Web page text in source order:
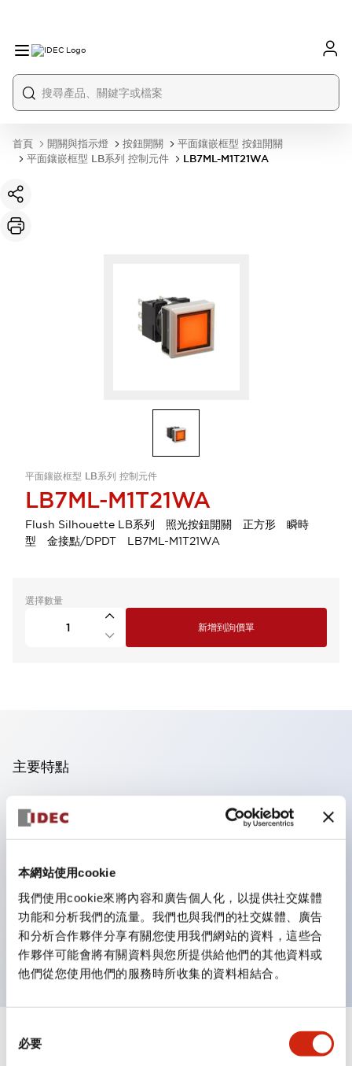
本網站使用cookie
我們使用cookie來將內容和廣告個人化，以提供社交媒體
功能和分析我們的流量。我們也與我們的社交媒體、廣告
和分析合作夥伴分享有關您使用我們網站的資料，這些合
作夥伴可能會將有關資料與您所提供給他們的其他資料或
他們從您使用他們的服務時所收集的資料相結合。
必要
首頁 開關與指示燈 按鈕開關
平面鑲嵌框型 按鈕開關
平面鑲嵌框型 LB系列 控制元件
LB7ML-M1T21WA
平面鑲嵌框型 LB系列 控制元件
LB7ML-M1T21WA
Flush Silhouette LB系列 照光按鈕開關 正方形 瞬時
型 金接點/DPDT LB7ML-M1T21WA
選擇數量
新增到詢價單
主要特點
操作面板的凹凸減少，呈現銳利感。
支援分離型／單板式
優秀的防水性能。保護結構IP65
按鈕開關、選擇開關、帶鎖選擇開關最多3c接點。
邊框顏色有黑色與金屬色兩種。
LED照明帶來明亮且清晰的照明面
規格 顯示全部 +